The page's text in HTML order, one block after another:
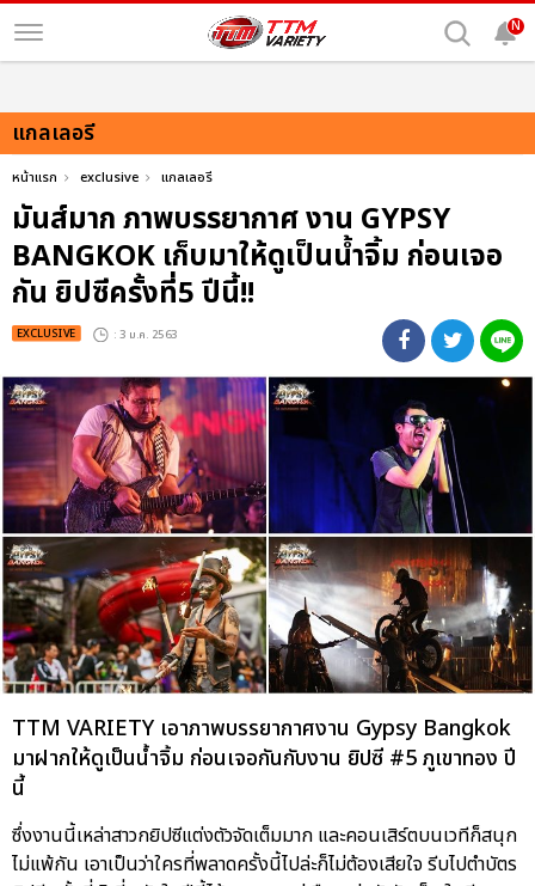
N
แกลเลอรี
หน้าแรก exclusive แกลเลอรี
มันส์มาก ภาพบรรยากาศ งาน GYPSY
BANGKOK เก็บมาให้ดูเป็นน้ำจิ้ม ก่อนเจอ
กัน ยิปซีครั้งที่5 ปีนี้!!
EXCLUSIVE : 3 ม.ค. 2563
TTM VARIETY เอาภาพบรรยากาศงาน Gypsy Bangkok
มาฝากให้ดูเป็นน้ำจิ้ม ก่อนเจอกันกับงาน ยิปซี #5 ภูเขาทอง ปี
นี้
ซึ่งงานนี้เหล่าสาวกยิปซีแต่งตัวจัดเต็มมาก และคอนเสิร์ตบนเวทีก็สนุก
ไม่แพ้กัน เอาเป็นว่าใครที่พลาดครั้งนี้ไปล่ะก็ไม่ต้องเสียใจ รีบไปตำบัตร